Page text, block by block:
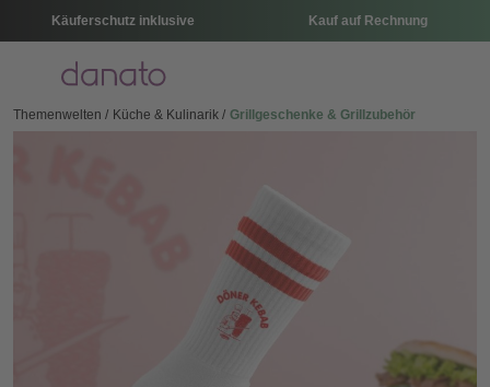
Käuferschutz inklusive Kauf auf Rechnung
Menü
Themenwelten Küche & Kulinarik Grillgeschenke & Grillzubehör